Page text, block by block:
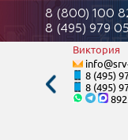
8 (800) 100
8 (495) 979
Виктория
8 (495)
8 (495)